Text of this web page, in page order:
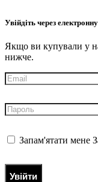
Увійдіть через
Якщо ви купували у
нижче.
Запам'ятати мене
Увійти